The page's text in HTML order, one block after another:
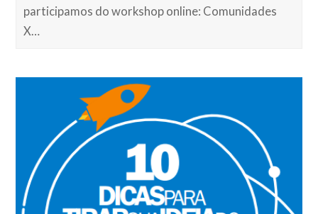
participamos do workshop online: Comunidades
X…